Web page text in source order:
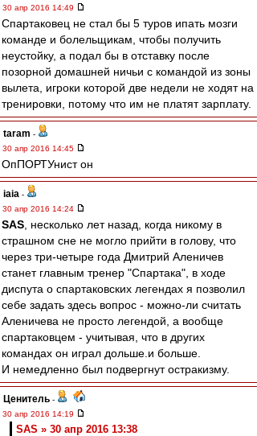
30 апр 2016 14:49
Спартаковец не стал бы 5 туров ипать мозги
команде и болельщикам, чтобы получить
неустойку, а подал бы в отставку после
позорной домашней ничьи с командой из зоны
вылета, игроки которой две недели не ходят на
тренировки, потому что им не платят зарплату.
taram -
30 апр 2016 14:45
ОпПОРТУнист он
iaia -
30 апр 2016 14:24
SAS , несколько лет назад, когда никому в
страшном сне не могло прийти в голову, что
через три-четыре года Дмитрий Аленичев
станет главным тренер "Спартака", в ходе
диспута о спартаковских легендах я позволил
себе задать здесь вопрос - можно-ли считать
Аленичева не просто легендой, а вообще
спартаковцем - учитывая, что в других
командах он играл дольше.и больше.
И немедленно был подвергнут остракизму.
Ценитель -
30 апр 2016 14:19
SAS » 30 апр 2016 13:38